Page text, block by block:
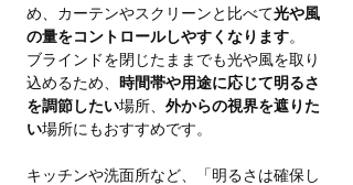
め、カーテンやスクリーンと比べて光や風
の量をコントロールしやすくなります。
ブラインドを閉じたままでも光や風を取り
込めるため、 時間帯や用途に応じて明るさ
を調節したい場所、 外からの視界を遮りた
い場所にもおすすめです。
キッチンや洗面所など、「明るさは確保し